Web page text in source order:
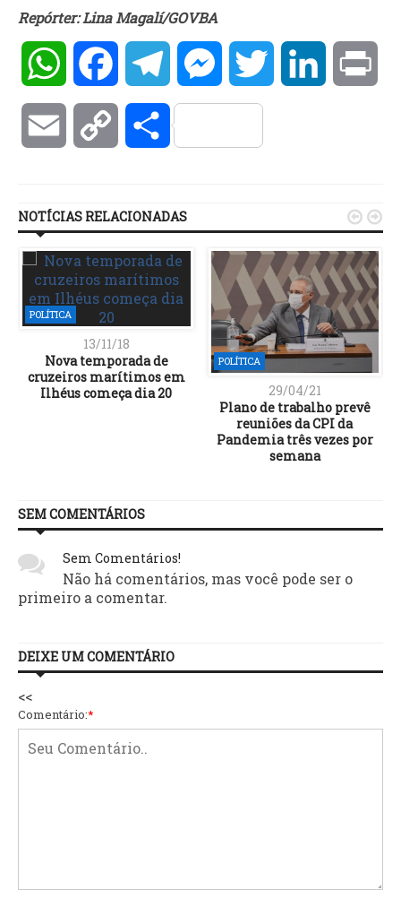
Repórter: Lina Magalí/GOVBA
WhatsAppFacebookTelegramMessengerTwitter LinkedIn
Email Copy Compartilhar
NOTÍCIAS RELACIONADAS
POLÍTICA
13/11/18
Nova temporada de
cruzeiros marítimos em
Ilhéus começa dia 20
POLÍTICA
29/04/21
Plano de trabalho prevê
reuniões da CPI da
Pandemia três vezes por
semana
 
SEM COMENTÁRIOS
Sem Comentários!
Não há comentários, mas você pode ser o
primeiro a comentar.
DEIXE UM COMENTÁRIO
<<
Comentário:*